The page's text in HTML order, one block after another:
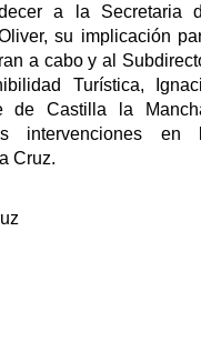
a la Secretaria
su implicación
a cabo y al
Turística,
de Castilla la
intervenciones en
Cruz.